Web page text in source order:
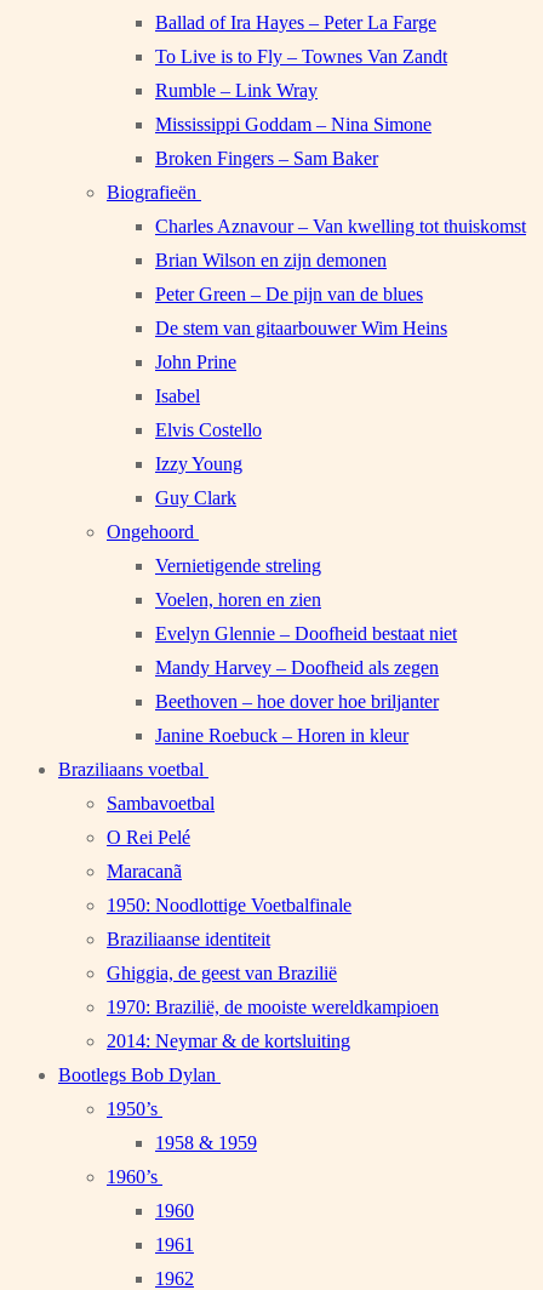
Ballad of Ira Hayes – Peter La Farge
To Live is to Fly – Townes Van Zandt
Rumble – Link Wray
Mississippi Goddam – Nina Simone
Broken Fingers – Sam Baker
Biografieën
Charles Aznavour – Van kwelling tot thuiskomst
Brian Wilson en zijn demonen
Peter Green – De pijn van de blues
De stem van gitaarbouwer Wim Heins
John Prine
Isabel
Elvis Costello
Izzy Young
Guy Clark
Ongehoord
Vernietigende streling
Voelen, horen en zien
Evelyn Glennie – Doofheid bestaat niet
Mandy Harvey – Doofheid als zegen
Beethoven – hoe dover hoe briljanter
Janine Roebuck – Horen in kleur
Braziliaans voetbal
Sambavoetbal
O Rei Pelé
Maracanã
1950: Noodlottige Voetbalfinale
Braziliaanse identiteit
Ghiggia, de geest van Brazilië
1970: Brazilië, de mooiste wereldkampioen
2014: Neymar & de kortsluiting
Bootlegs Bob Dylan
1950’s
1958 & 1959
1960’s
1960
1961
1962